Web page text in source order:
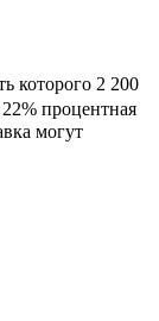
которого 2 200
процентная
могут